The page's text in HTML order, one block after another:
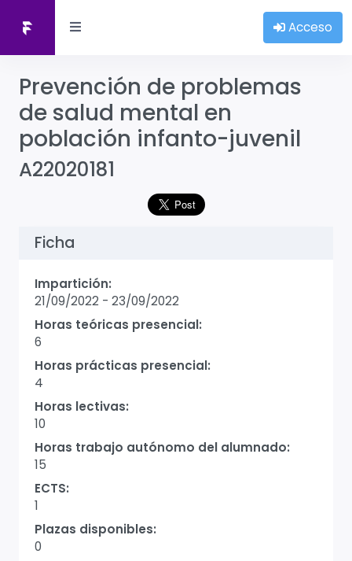
Acceso
Prevención de problemas
de salud mental en
población infanto-juvenil
A22020181
Ficha
Impartición:
21/09/2022 - 23/09/2022
Horas teóricas presencial:
6
Horas prácticas presencial:
4
Horas lectivas:
10
Horas trabajo autónomo del alumnado:
15
ECTS:
1
Plazas disponibles:
0